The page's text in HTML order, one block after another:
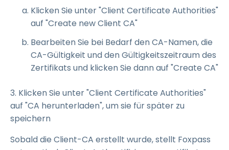
Klicken Sie unter "Client Certificate Authorities"
auf "Create new Client CA"
Bearbeiten Sie bei Bedarf den CA-Namen, die
CA-Gültigkeit und den Gültigkeitszeitraum des
Zertifikats und klicken Sie dann auf "Create CA"
3. Klicken Sie unter "Client Certificate Authorities"
auf "CA herunterladen", um sie für später zu
speichern
Sobald die Client-CA erstellt wurde, stellt Foxpass